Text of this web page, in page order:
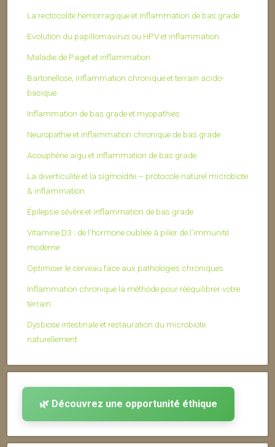
La rectocolite hémorragique et inflammation de bas grade
Evolution du papillomavirus ou HPV et inflammation
Maladie de Paget et inflammation
Bartonellose, inflammation chronique et terrain acido-
basique
Inflammation de bas grade et myopathies
Neuropathie et inflammation chronique de bas grade
Acouphène aigu et inflammation de bas grade
La diverticulite et la sigmoïdite – protocole naturel microbiote
& inflammation
Épilepsie sévère et inflammation de bas grade
Vitamine D3 : de l’hormone oubliée à pilier de l’immunité
moderne
Optimiser le cerveau face aux pathologies chroniques
Inflammation chronique la méthode pour rééquilibrer votre
terrain
Dysbiose intestinale et restauration du microbiote
naturellement
🌿 Découvrez une opportunité éthique